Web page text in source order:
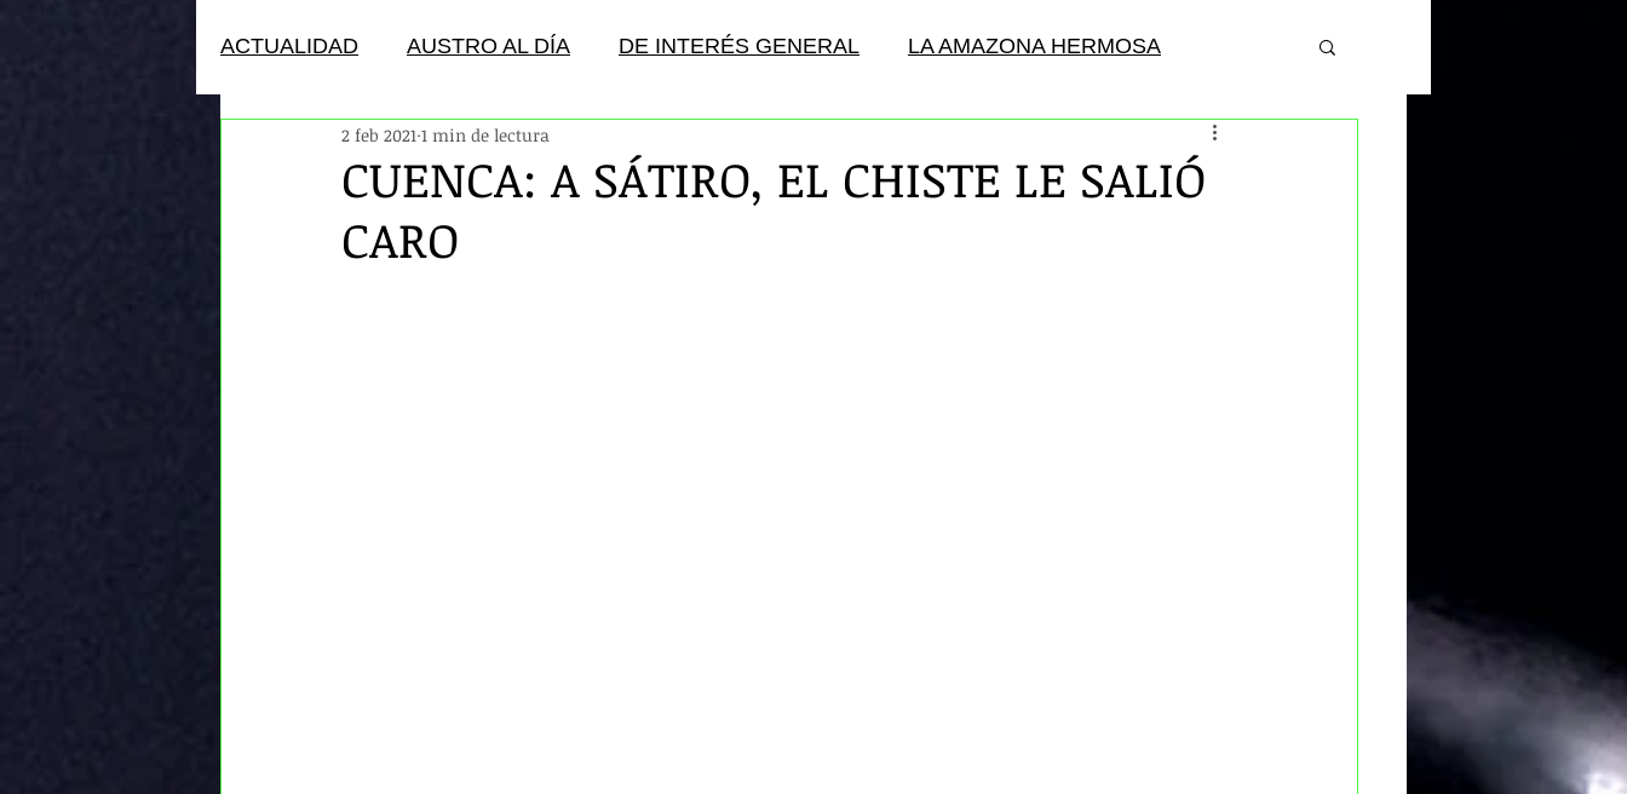
ACTUALIDAD AUSTRO AL DÍA DE INTERÉS GENERAL LA AMAZONA HERMOSA
HUMANOS DEL ECUADOR
CUENCA: A SÁTIRO, EL CHISTE LE SALIÓ
CARO
2 feb 2021 1 min de lectura